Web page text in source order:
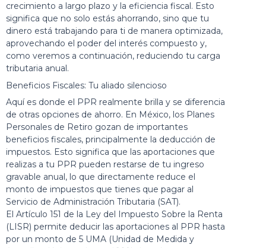
crecimiento a largo plazo y la eficiencia fiscal. Esto
significa que no solo estás ahorrando, sino que tu
dinero está trabajando para ti de manera optimizada,
aprovechando el poder del interés compuesto y,
como veremos a continuación, reduciendo tu carga
tributaria anual.
Beneficios Fiscales: Tu aliado silencioso
Aquí es donde el PPR realmente brilla y se diferencia
de otras opciones de ahorro. En México, los Planes
Personales de Retiro gozan de importantes
beneficios fiscales, principalmente la deducción de
impuestos. Esto significa que las aportaciones que
realizas a tu PPR pueden restarse de tu ingreso
gravable anual, lo que directamente reduce el
monto de impuestos que tienes que pagar al
Servicio de Administración Tributaria (SAT).
El Artículo 151 de la Ley del Impuesto Sobre la Renta
(LISR) permite deducir las aportaciones al PPR hasta
por un monto de 5 UMA (Unidad de Medida y